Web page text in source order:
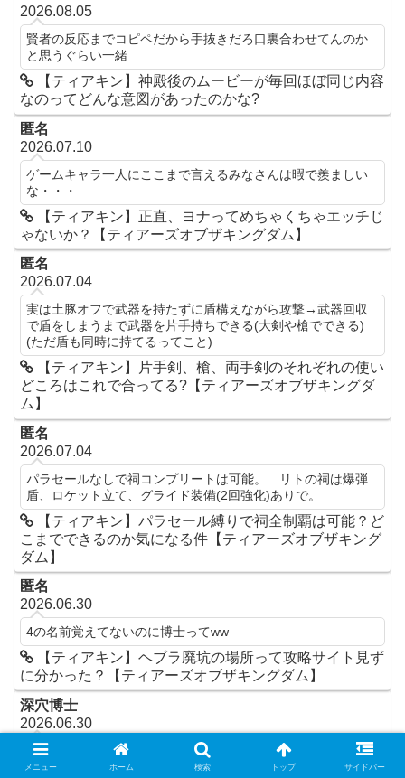
2026.08.05
賢者の反応までコピペだから手抜きだろ口裏合わせてんのか
と思うぐらい一緒
【ティアキン】神殿後のムービーが毎回ほぼ同じ内容
なのってどんな意図があったのかな?
匿名
2026.07.10
ゲームキャラ一人にここまで言えるみなさんは暇で羨ましい
な・・・
【ティアキン】正直、ヨナってめちゃくちゃエッチじ
ゃないか？【ティアーズオブザキングダム】
匿名
2026.07.04
実は土豚オフで武器を持たずに盾構えながら攻撃→武器回収
で盾をしまうまで武器を片手持ちできる(大剣や槍でできる)
(ただ盾も同時に持てるってこと)
【ティアキン】片手剣、槍、両手剣のそれぞれの使い
どころはこれで合ってる?【ティアーズオブザキングダ
ム】
匿名
2026.07.04
パラセールなしで祠コンプリートは可能。 リトの祠は爆弾
盾、ロケット立て、グライド装備(2回強化)ありで。
【ティアキン】パラセール縛りで祠全制覇は可能？ど
こまでできるのか気になる件【ティアーズオブザキング
ダム】
匿名
2026.06.30
4の名前覚えてないのに博士ってww
【ティアキン】ヘブラ廃坑の場所って攻略サイト見ず
に分かった？【ティアーズオブザキングダム】
深穴博士
2026.06.30
見つかりにくい深穴5選1リト村の深穴2ハイラル城外堀西深穴
3ハイラル城外堀東深穴4ゾーラの里地下深穴(こんな名前だっ
メニュー ホーム 検索 トップ サイドバー